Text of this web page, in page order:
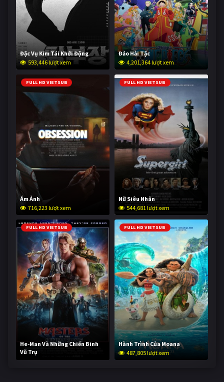
Đặc Vụ Kim Tái Khởi Động
593,446 lượt xem
Đảo Hải Tặc
4,201,364 lượt xem
FULL HD VIETSUB
Ám Ảnh
716,223 lượt xem
FULL HD VIETSUB
Nữ Siêu Nhân
544,681 lượt xem
FULL HD VIETSUB
He-Man Và Những Chiến Binh
Vũ Trụ
236,308 lượt xem
FULL HD VIETSUB
Hành Trình Của Moana
487,805 lượt xem